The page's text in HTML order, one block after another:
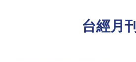
台經月刊